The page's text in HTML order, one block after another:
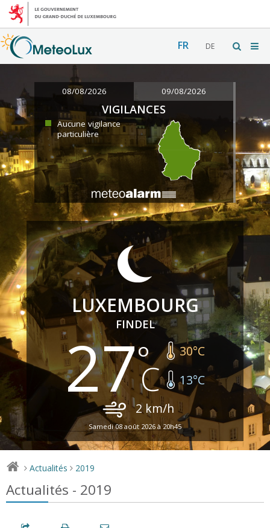
FR DE
08/08/2026 09/08/2026
VIGILANCES
Aucune vigilance
particulière
LUXEMBOURG
FINDEL
27 30°C
13°C
2 km/h
Samedi 08 août 2026 à 20h45
> Actualités > 2019
Actualités - 2019